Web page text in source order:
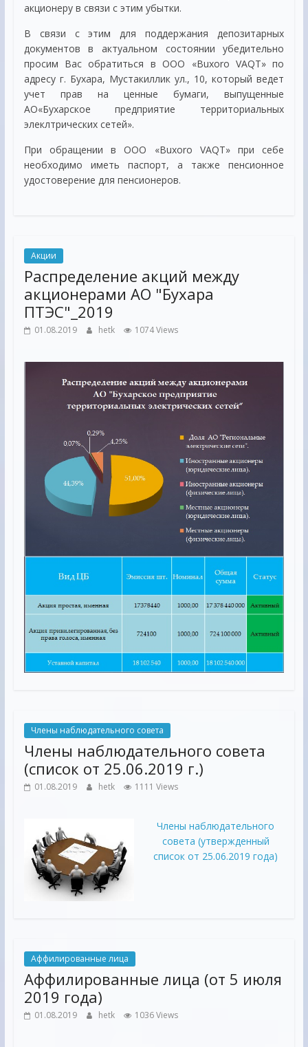
акционеру в связи с этим убытки.
В связи с этим для поддержания депозитарных
документов в актуальном состоянии убедительно
просим Вас обратиться в ООО «Buxoro VAQT» по
адресу г. Бухара, Мустакиллик ул., 10, который ведет
учет прав на ценные бумаги, выпущенные
АО«Бухарское предприятие территориальных
элеклтрических сетей».
При обращении в ООО «Buxoro VAQT» при себе
необходимо иметь паспорт, а также пенсионное
удостоверение для пенсионеров.
Акции
Распределение акций между
акционерами АО "Бухара
ПТЭС"_2019
01.08.2019 hetk 1074 Views
Члены наблюдательного совета
Члены наблюдательного совета
(список от 25.06.2019 г.)
01.08.2019 hetk 1111 Views
Члены наблюдательного
совета (утвержденный
список от 25.06.2019 года)
Аффилированные лица
Аффилированные лица (от 5 июля
2019 года)
01.08.2019 hetk 1036 Views